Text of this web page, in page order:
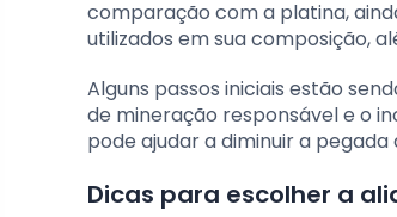
comparação com a platina,
utilizados em sua composição,
Alguns passos iniciais estão
de mineração responsável e o
pode ajudar a diminuir a
Dicas para escolher a